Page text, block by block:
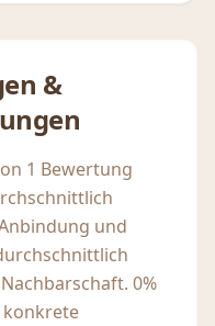
&
1 Bewertung
und
0%